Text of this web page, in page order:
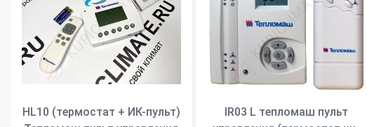
HL10 (термостат + ИК-пульт)
IR03 L тепломаш пульт